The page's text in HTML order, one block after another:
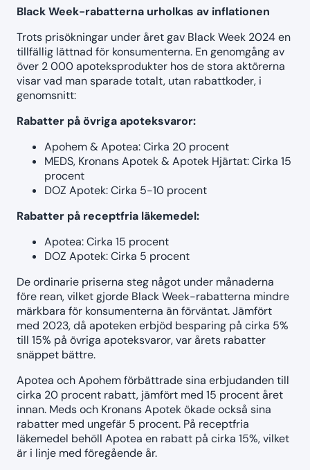
Black Week-rabatterna urholkas av inflationen
Trots prisökningar under året gav Black Week 2024 en
tillfällig lättnad för konsumenterna. En genomgång av
över 2 000 apoteksprodukter hos de stora aktörerna
visar vad man sparade totalt, utan rabattkoder, i
genomsnitt:
Rabatter på övriga apoteksvaror:
Apohem & Apotea: Cirka 20 procent
MEDS, Kronans Apotek & Apotek Hjärtat: Cirka 15
procent
DOZ Apotek: Cirka 5-10 procent
Rabatter på receptfria läkemedel:
Apotea: Cirka 15 procent
DOZ Apotek: Cirka 5 procent
De ordinarie priserna steg något under månaderna
före rean, vilket gjorde Black Week-rabatterna mindre
märkbara för konsumenterna än förväntat. Jämfört
med 2023, då apoteken erbjöd besparing på cirka 5%
till 15% på övriga apoteksvaror, var årets rabatter
snäppet bättre.
Apotea och Apohem förbättrade sina erbjudanden till
cirka 20 procent rabatt, jämfört med 15 procent året
innan. Meds och Kronans Apotek ökade också sina
rabatter med ungefär 5 procent. På receptfria
läkemedel behöll Apotea en rabatt på cirka 15%, vilket
är i linje med föregående år.